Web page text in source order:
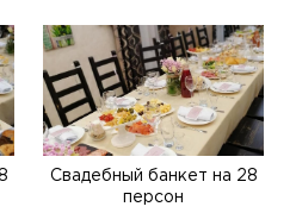
Свадебный банкет на 28
персон